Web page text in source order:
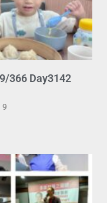
366 Day3142
9